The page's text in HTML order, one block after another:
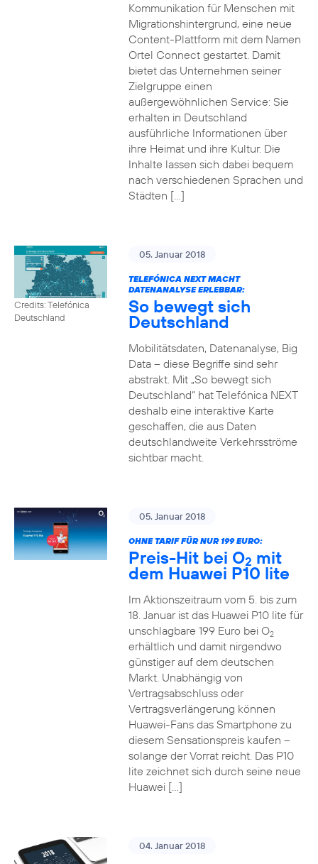
Kommunikation für Menschen mit
Migrationshintergrund, eine neue
Content-Plattform mit dem Namen
Ortel Connect gestartet. Damit
bietet das Unternehmen seiner
Zielgruppe einen
außergewöhnlichen Service: Sie
erhalten in Deutschland
ausführliche Informationen über
ihre Heimat und ihre Kultur. Die
Inhalte lassen sich dabei bequem
nach verschiedenen Sprachen und
Städten […]
Credits: Telefónica
Deutschland
05. Januar 2018
TELEFÓNICA NEXT MACHT
DATENANALYSE ERLEBBAR:
So bewegt sich
Deutschland
Mobilitätsdaten, Datenanalyse, Big
Data – diese Begriffe sind sehr
abstrakt. Mit „So bewegt sich
Deutschland“ hat Telefónica NEXT
deshalb eine interaktive Karte
geschaffen, die aus Daten
deutschlandweite Verkehrsströme
sichtbar macht.
05. Januar 2018
OHNE TARIF FÜR NUR 199 EURO:
Preis-Hit bei O2 mit
dem Huawei P10 lite
Im Aktionszeitraum vom 5. bis zum
18. Januar ist das Huawei P10 lite für
unschlagbare 199 Euro bei O2
erhältlich und damit nirgendwo
günstiger auf dem deutschen
Markt. Unabhängig von
Vertragsabschluss oder
Vertragsverlängerung können
Huawei-Fans das Smartphone zu
diesem Sensationspreis kaufen –
solange der Vorrat reicht. Das P10
lite zeichnet sich durch seine neue
Huawei […]
04. Januar 2018